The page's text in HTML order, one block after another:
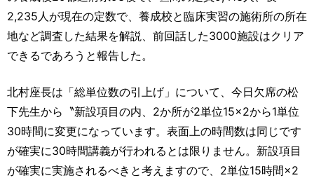
2,235人が現在の定数で、養成校と臨床実習の施術所の所在
地など調査した結果を解説、前回話した3000施設はクリア
できるであろうと報告した。
北村座長は「総単位数の引上げ」について、今日欠席の松
下先生から〝新設項目の内、2か所が2単位15×2から1単位
30時間に変更になっています。表面上の時間数は同じです
が確実に30時間講義が行われるとは限りません。新設項目
が確実に実施されるべきと考えますので、2単位15時間×2